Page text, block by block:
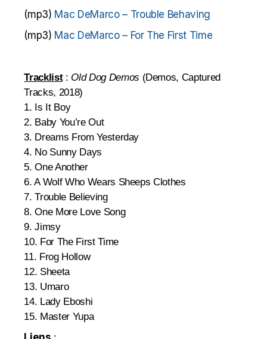
(mp3) Mac DeMarco – Trouble Behaving
(mp3) Mac DeMarco – For The First Time
Tracklist: Old Dog Demos (Demos, Captured
Tracks, 2018)
1. Is It Boy
2. Baby You’re Out
3. Dreams From Yesterday
4. No Sunny Days
5. One Another
6. A Wolf Who Wears Sheeps Clothes
7. Trouble Believing
8. One More Love Song
9. Jimsy
10. For The First Time
11. Frog Hollow
12. Sheeta
13. Umaro
14. Lady Eboshi
15. Master Yupa